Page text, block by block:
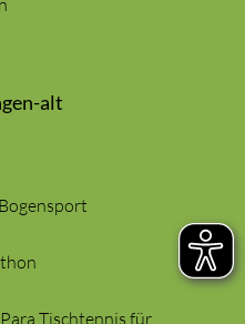
alt
Tischtennis für